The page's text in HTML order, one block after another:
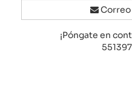
Correo
¡Póngate en